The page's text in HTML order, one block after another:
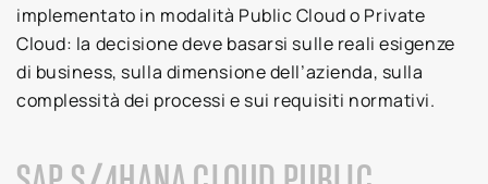
implementato in modalità Public Cloud o Private
Cloud: la decisione deve basarsi sulle reali esigenze
di business, sulla dimensione dell’azienda, sulla
complessità dei processi e sui requisiti normativi.